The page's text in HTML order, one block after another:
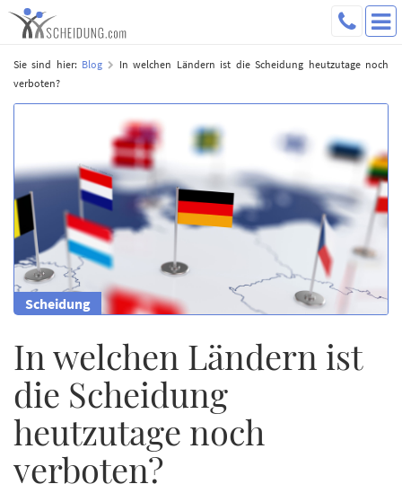
Sie sind hier: Blog
In welchen Ländern ist die Scheidung heutzutage noch
verboten?
Scheidung
In welchen Ländern ist
die Scheidung
heutzutage noch
verboten?